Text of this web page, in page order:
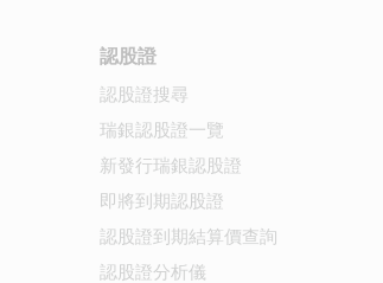
認股證
認股證搜尋
瑞銀認股證一覽
新發行瑞銀認股證
即將到期認股證
認股證到期結算價查詢
認股證分析儀